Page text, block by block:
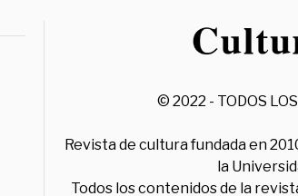
© 2022 - TODOS
Revista de cultura fundada en
la
Todos los contenidos de la